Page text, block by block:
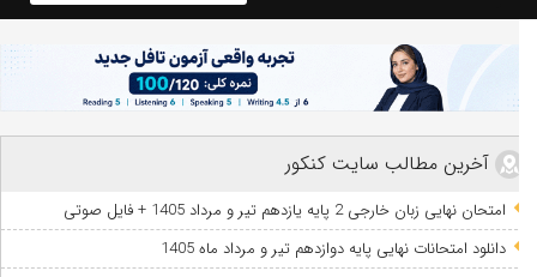
آخرین مطالب سایت کنکور
امتحان نهایی زبان خارجی 2 پایه یازدهم تیر و مرداد 1405 + فایل صوتی
دانلود امتحانات نهایی پایه دوازدهم تیر و مرداد ماه 1405